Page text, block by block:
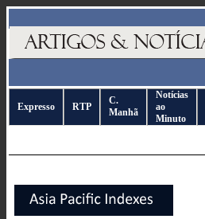
Expresso RTP
C.
Manhã
Notícias
ao
Minuto